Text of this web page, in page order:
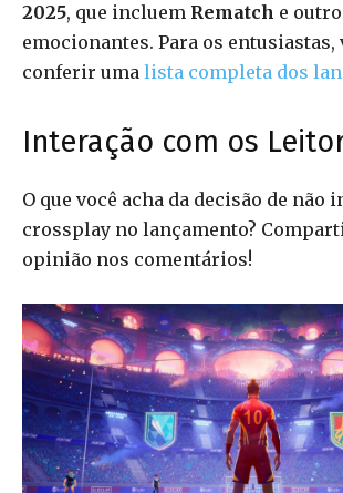
2025, que incluem Rematch e
emocionantes. Para os entusiastas,
conferir uma lista completa dos
Interação com os
O que você acha da decisão de não
crossplay no lançamento?
opinião nos comentários!